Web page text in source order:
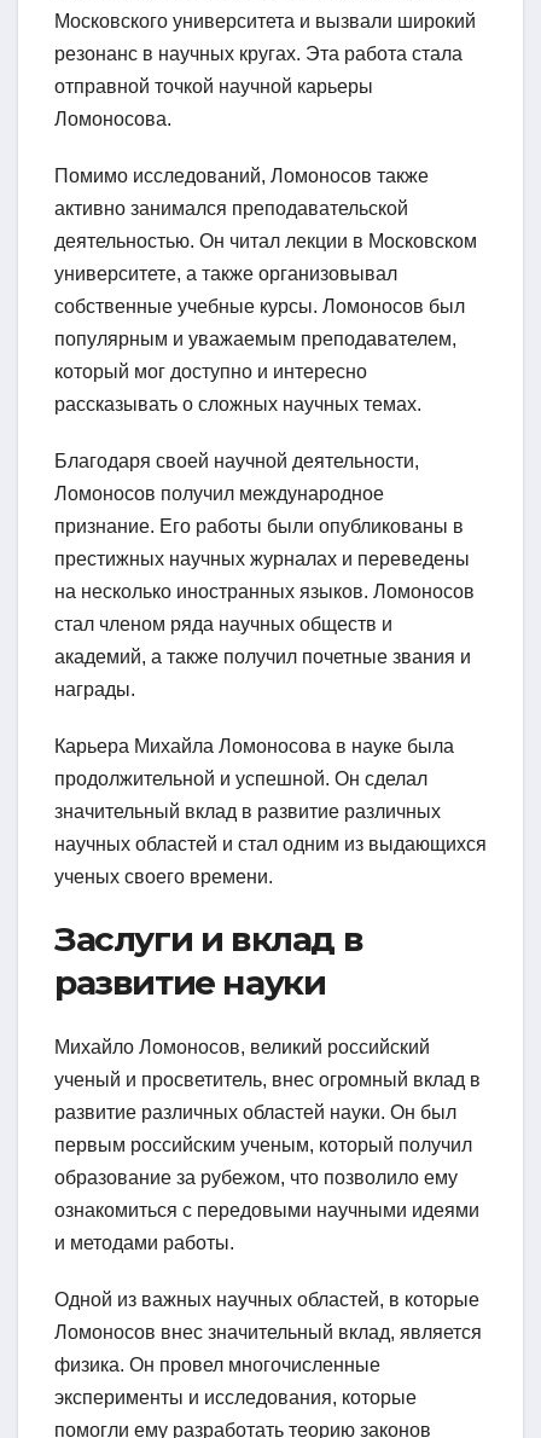
Московского университета и вызвали широкий
резонанс в научных кругах. Эта работа стала
отправной точкой научной карьеры
Ломоносова.
Помимо исследований, Ломоносов также
активно занимался преподавательской
деятельностью. Он читал лекции в Московском
университете, а также организовывал
собственные учебные курсы. Ломоносов был
популярным и уважаемым преподавателем,
который мог доступно и интересно
рассказывать о сложных научных темах.
Благодаря своей научной деятельности,
Ломоносов получил международное
признание. Его работы были опубликованы в
престижных научных журналах и переведены
на несколько иностранных языков. Ломоносов
стал членом ряда научных обществ и
академий, а также получил почетные звания и
награды.
Карьера Михайла Ломоносова в науке была
продолжительной и успешной. Он сделал
значительный вклад в развитие различных
научных областей и стал одним из выдающихся
ученых своего времени.
Заслуги и вклад в
развитие науки
Михайло Ломоносов, великий российский
ученый и просветитель, внес огромный вклад в
развитие различных областей науки. Он был
первым российским ученым, который получил
образование за рубежом, что позволило ему
ознакомиться с передовыми научными идеями
и методами работы.
Одной из важных научных областей, в которые
Ломоносов внес значительный вклад, является
физика. Он провел многочисленные
эксперименты и исследования, которые
помогли ему разработать теорию законов